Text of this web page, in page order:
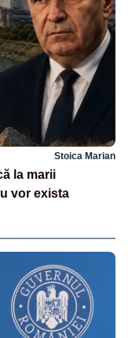
Stoica Marian
la marii
vor exista